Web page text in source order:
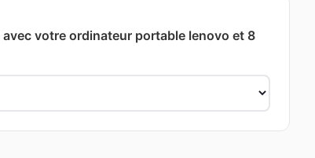
votre ordinateur portable lenovo et 8